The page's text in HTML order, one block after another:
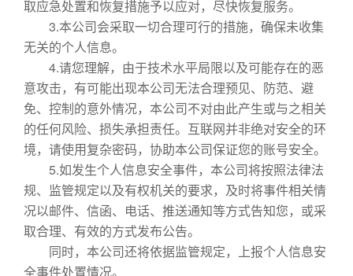
取应急处置和恢复措施予以应对，尽快恢复服务。
3.本公司会采取一切合理可行的措施，确保未收集
无关的个人信息。
4.请您理解，由于技术水平局限以及可能存在的恶
意攻击，有可能出现本公司无法合理预见、防范、避
免、控制的意外情况，本公司不对由此产生或与之相关
的任何风险、损失承担责任。互联网并非绝对安全的环
境，请使用复杂密码，协助本公司保证您的账号安全。
5.如发生个人信息安全事件，本公司将按照法律法
规、监管规定以及有权机关的要求，及时将事件相关情
况以邮件、信函、电话、推送通知等方式告知您，或采
取合理、有效的方式发布公告。
同时，本公司还将依据监管规定，上报个人信息安
全事件处置情况。